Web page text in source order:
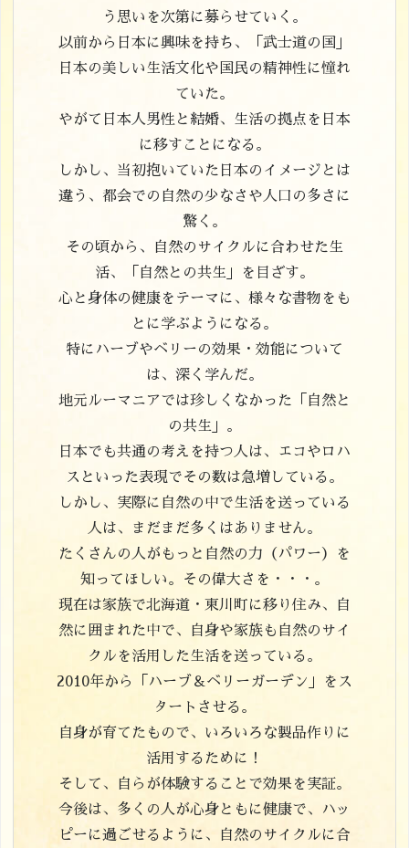
う思いを次第に募らせていく。
以前から日本に興味を持ち、「武士道の国」
日本の美しい生活文化や国民の精神性に憧れ
ていた。
やがて日本人男性と結婚、生活の拠点を日本
に移すことになる。
しかし、当初抱いていた日本のイメージとは
違う、都会での自然の少なさや人口の多さに
驚く。
その頃から、自然のサイクルに合わせた生
活、「自然との共生」を目ざす。
心と身体の健康をテーマに、様々な書物をも
とに学ぶようになる。
特にハーブやベリーの効果・効能について
は、深く学んだ。
地元ルーマニアでは珍しくなかった「自然と
の共生」。
日本でも共通の考えを持つ人は、エコやロハ
スといった表現でその数は急増している。
しかし、実際に自然の中で生活を送っている
人は、まだまだ多くはありません。
たくさんの人がもっと自然の力（パワー）を
知ってほしい。その偉大さを・・・。
現在は家族で北海道・東川町に移り住み、自
然に囲まれた中で、自身や家族も自然のサイ
クルを活用した生活を送っている。
2010年から「ハーブ＆ベリーガーデン」をス
タートさせる。
自身が育てたもので、いろいろな製品作りに
活用するために！
そして、自らが体験することで効果を実証。
今後は、多くの人が心身ともに健康で、ハッ
ピーに過ごせるように、自然のサイクルに合